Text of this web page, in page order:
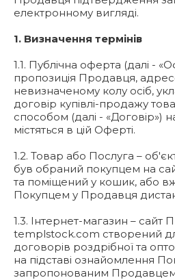
електронному вигляді.
1. Визначення термінів
1.1. Публічна оферта (далі -
пропозиція Продавця,
невизначеному колу осіб,
договір купівлі-продажу
способом (далі - «Договір»)
містяться в цій Оферті.
1.2. Товар або Послуга –
був обраний покупцем на
та поміщений у кошик, або
Покупцем у Продавця
1.3. Інтернет-магазин –
templstock.com створений
договорів роздрібної та
на підставі ознайомлення
запропонованим